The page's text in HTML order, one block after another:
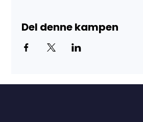
Del denne kampen